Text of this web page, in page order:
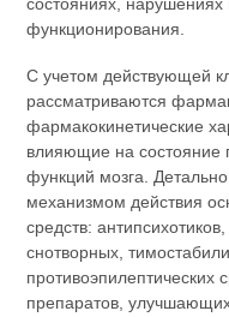
состояниях, нарушениях
функционирования.
С учетом действующей
рассматриваются
фармакокинетические
влияющие на состояние
функций мозга.
механизмом действия
средств:
снотворных,
противоэпилептических
препаратов,